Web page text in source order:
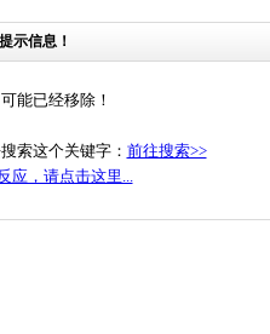
示信息！
能已经移除！
索这个关键字： 前往搜索>>
应，请点击这里...